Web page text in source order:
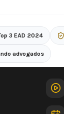
3 EAD 2024
advogados